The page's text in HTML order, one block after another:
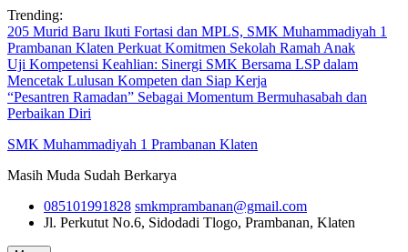
Skip
to
content
Trending:
205 Murid Baru Ikuti Fortasi dan MPLS, SMK Muhammadiyah 1
Prambanan Klaten Perkuat Komitmen Sekolah Ramah Anak
Uji Kompetensi Keahlian: Sinergi SMK Bersama LSP dalam
Mencetak Lulusan Kompeten dan Siap Kerja
“Pesantren Ramadan” Sebagai Momentum Bermuhasabah dan
Perbaikan Diri
SMK Muhammadiyah 1 Prambanan Klaten
Masih Muda Sudah Berkarya
085101991828 smkmprambanan@gmail.com
Jl. Perkutut No.6, Sidodadi Tlogo, Prambanan, Klaten